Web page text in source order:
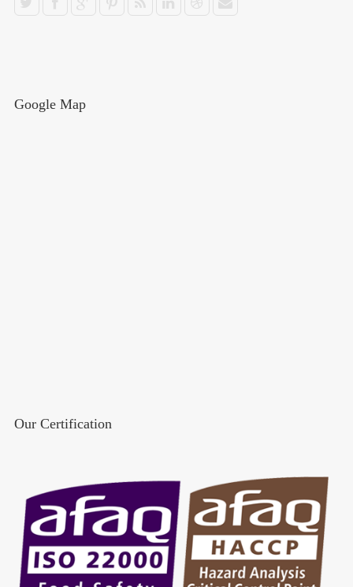
Google Map
Our Certification